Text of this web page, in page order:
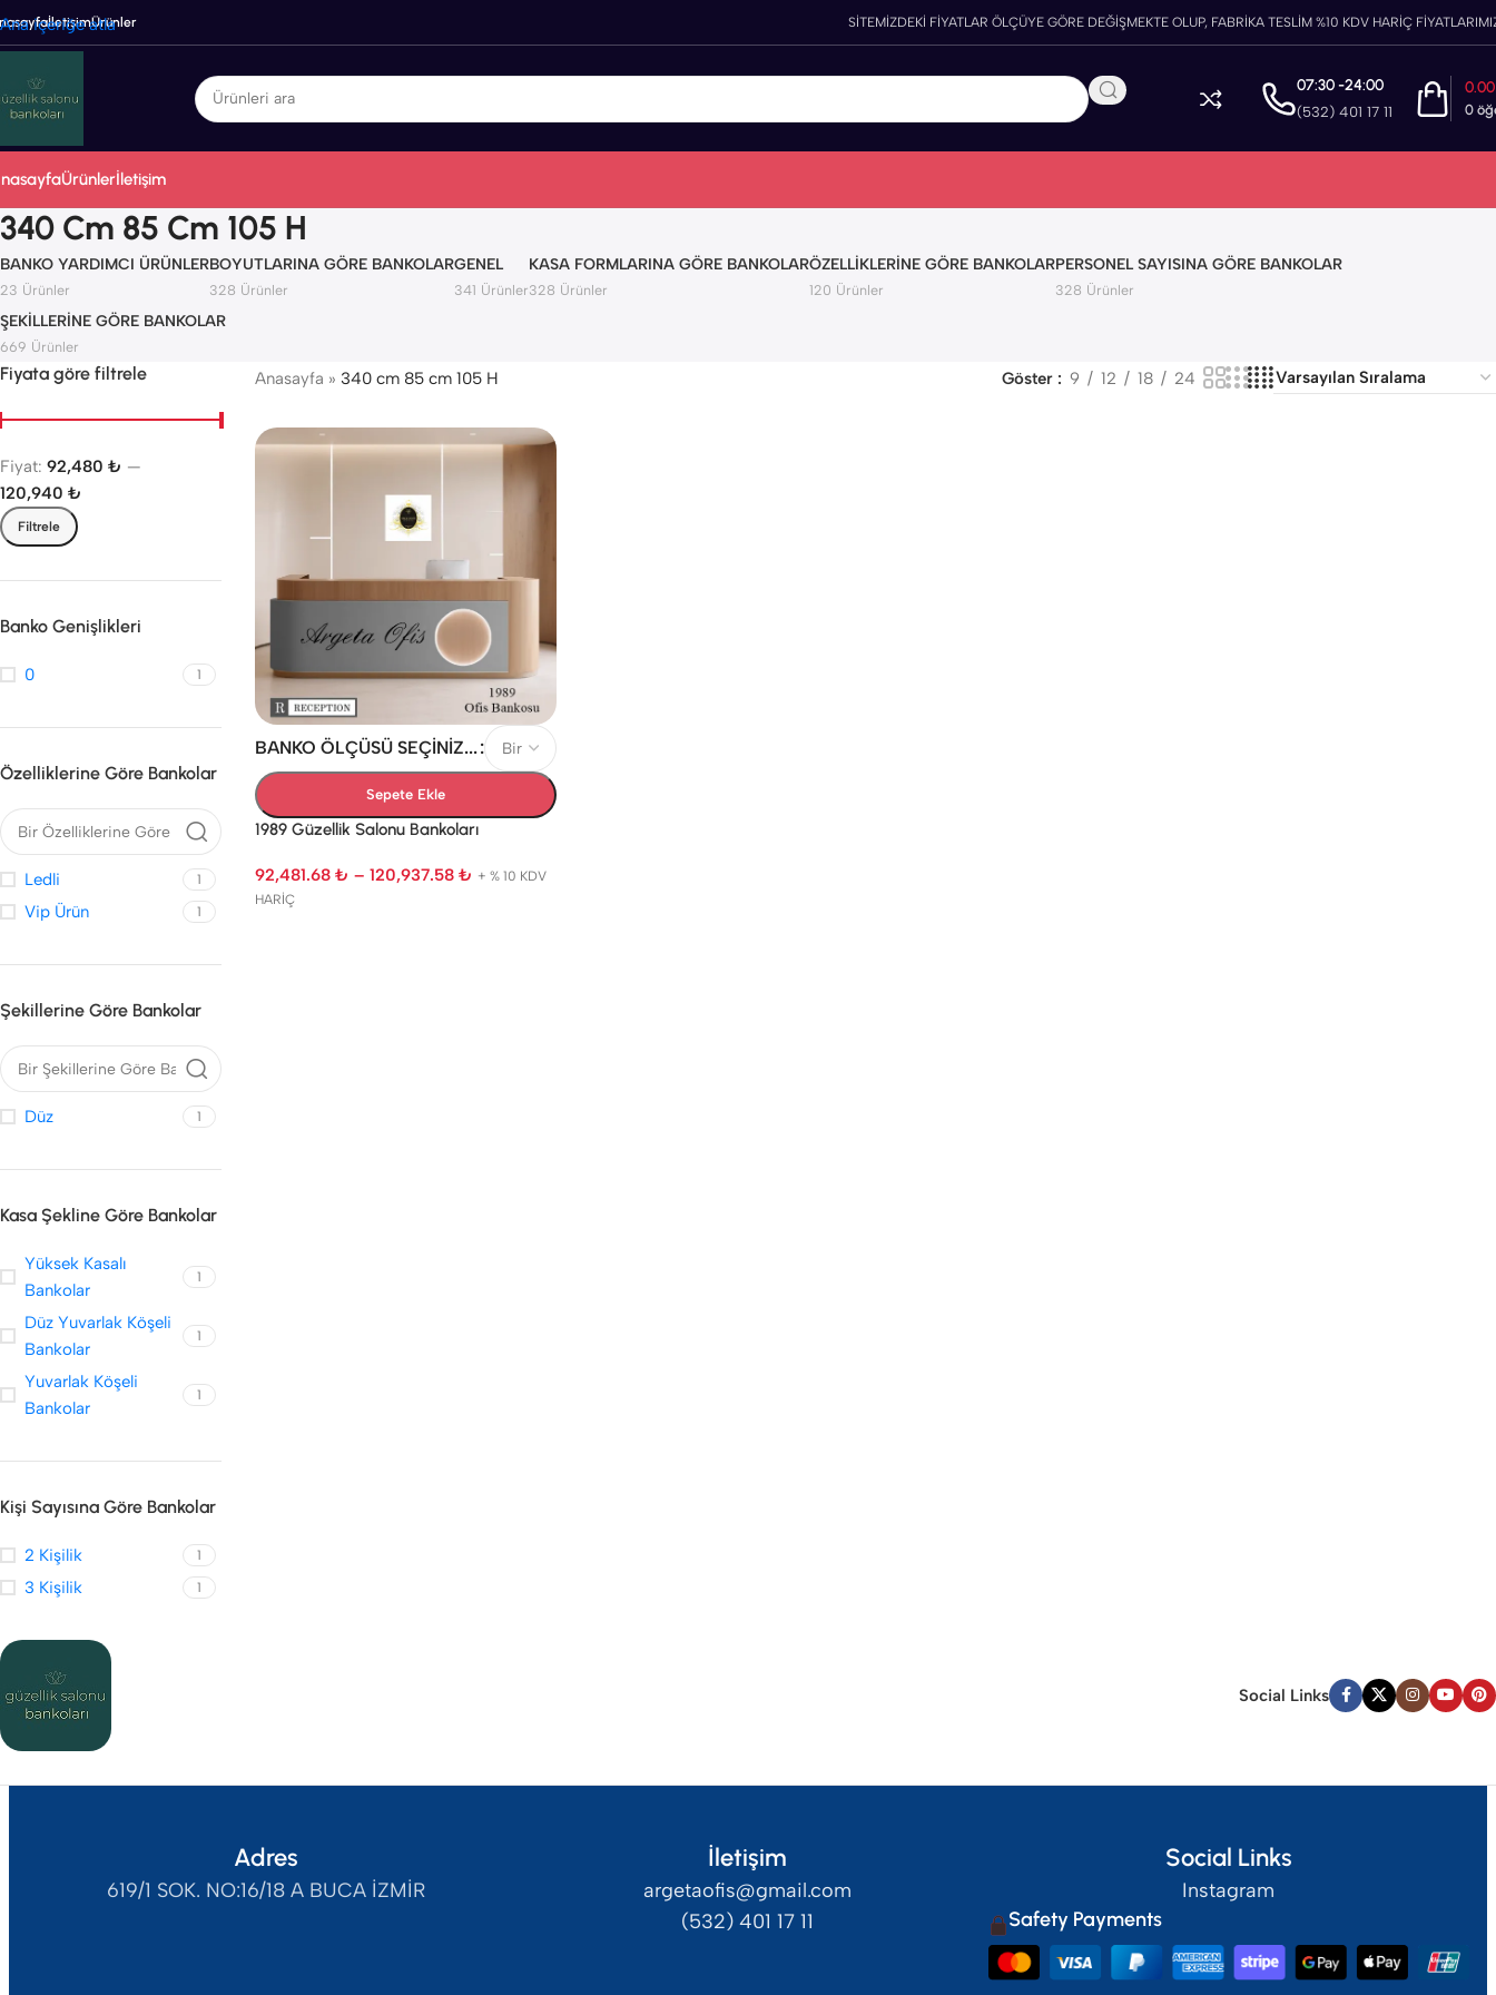
Ana içeriğe atla
İletişimÜrünler SİTEMİZDEKİ FİYATLAR ÖLÇÜYE GÖRE DEĞİŞMEKTE OLUP, FABRİKA TESLİM %10 KDV HARİÇ
07:30 -24:00
(532) 401 17 11 0
Ürünler
DOLAPLI BANKOLAR
GÜZELLIK SALONU
YUVARLAK KÖŞELI GÜZELLIK
MASA TIPI BANKOLAR
GÜZELLIK SALONU
İletişim
340 Cm 85 Cm 105 H
BANKO YARDIMCI ÜRÜNLER
23 Ürünler
BOYUTLARINA GÖRE BANKOLAR
328 Ürünler
GENEL
341 Ürünler
KASA FORMLARINA GÖRE BANKOLAR
328 Ürünler
ÖZELLIKLERINE GÖRE BANKOLAR
120 Ürünler
PERSONEL SAYISINA GÖRE BANKOLAR
328 Ürünler
ŞEKILLERINE GÖRE BANKOLAR
669 Ürünler
Fiyata göre filtrele
Filtrele
Fiyat: 92,480 ₺ —
120,940 ₺
Banko Genişlikleri
0 1
Özelliklerine Göre Bankolar
Ledli 1
Vip Ürün 1
Şekillerine Göre Bankolar
Düz 1
Kasa Şekline Göre Bankolar
Yüksek Kasalı
Bankolar
1
Düz Yuvarlak Köşeli
Bankolar
1
Yuvarlak Köşeli
Bankolar
1
Kişi Sayısına Göre Bankolar
2 Kişilik 1
3 Kişilik 1
Anasayfa » 340 cm 85 cm 105 H Göster 9 12 18 24
BANKO ÖLÇÜSÜ SEÇINIZ...
Sepete Ekle
1989 Güzellik Salonu Bankoları
92,481.68 ₺ – 120,937.58 ₺ + % 10 KDV
HARİÇ
Social Links
Adres
619/1 SOK. NO:16/18 A BUCA İZMİR
İletişim
argetaofis@gmail.com
(532) 401 17 11
Social Links
Instagram
Safety Payments